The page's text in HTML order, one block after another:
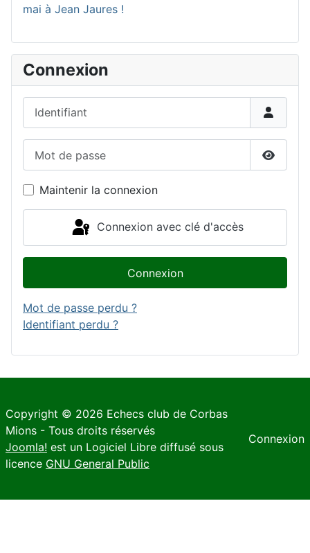
mai à Jean Jaures !
Connexion
Maintenir la connexion
Connexion avec clé d'accès
Connexion
Mot de passe perdu ?
Identifiant perdu ?
Copyright © 2026 Echecs club de Corbas
Mions - Tous droits réservés
Joomla! est un Logiciel Libre diffusé sous
licence GNU General Public
Connexion